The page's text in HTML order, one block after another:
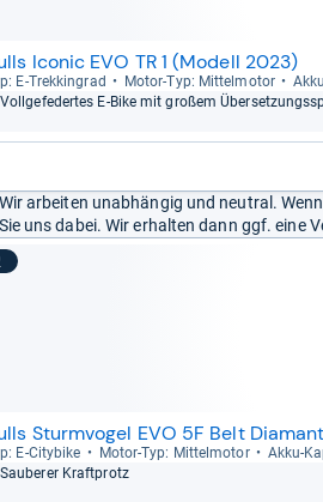
Iconic EVO TR 1 (Modell 2023)
E-​Trek­kin­grad Motor-​Typ: Mit­tel­mo­tor
Voll­ge­fe­der­tes E-​Bike mit großem
Wir arbeiten unabhängig und neutral.
Sie uns dabei. Wir erhalten dann ggf. eine
Sturmvogel EVO 5F Belt
E-​City­bike Motor-​Typ: Mit­tel­mo­tor
Akku-​
Sau­be­rer Kraft­protz